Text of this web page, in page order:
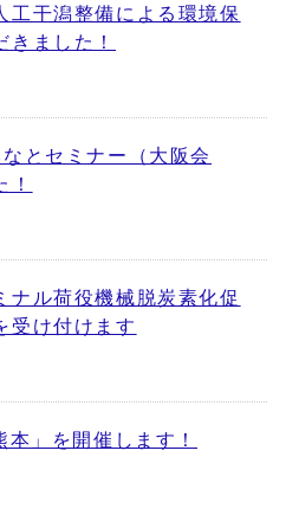
工干潟整備による環境保
ました！
とセミナー（大阪会
ナル荷役機械脱炭素化促
受け付けます
本」を開催します！